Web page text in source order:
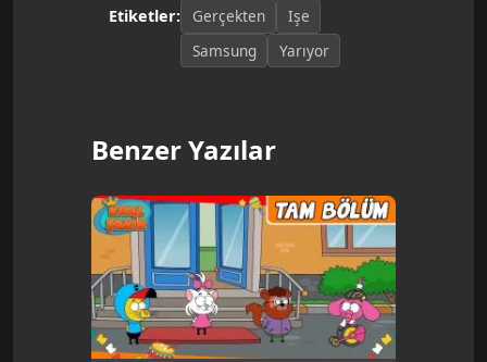
Etiketler:
Gerçekten
Işe
Samsung
Yarıyor
Benzer Yazılar